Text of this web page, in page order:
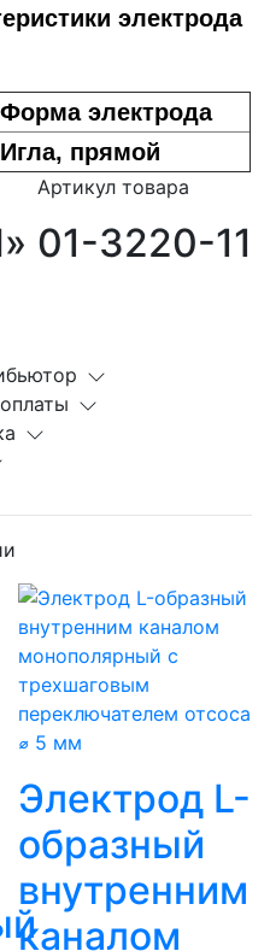
электрода
Форма электрода
Игла, прямой
Артикул товара
01-3220-11
Электрод L-
образный
внутренним
каналом